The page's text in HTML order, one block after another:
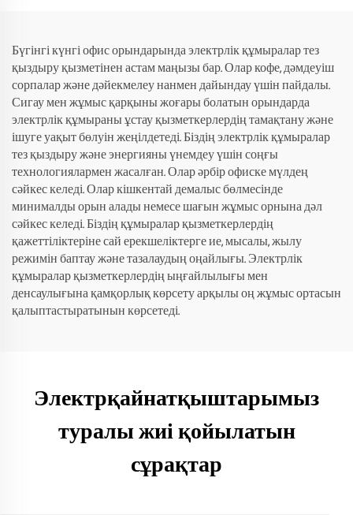
Бүгінгі күнгі офис орындарында электрлік құмыралар тез
қыздыру қызметінен астам маңызы бар. Олар кофе, дәмдеуіш
сорпалар және дәйекмелеу нанмен дайындау үшін пайдалы.
Сигау мен жұмыс қарқыны жоғары болатын орындарда
электрлік құмыраны ұстау қызметкерлердің тамақтану және
ішуге уақыт бөлуін жеңілдетеді. Біздің электрлік құмыралар
тез қыздыру және энергияны үнемдеу үшін соңғы
технологиялармен жасалған. Олар әрбір офиске мүлдең
сәйкес келеді. Олар кішкентай демалыс бөлмесінде
минималды орын алады немесе шағын жұмыс орнына дәл
сәйкес келеді. Біздің құмыралар қызметкерлердің
қажеттіліктеріне сай ерекшеліктерге ие, мысалы, жылу
режимін баптау және тазалаудың оңайлығы. Электрлік
құмыралар қызметкерлердің ыңғайлылығы мен
денсаулығына қамқорлық көрсету арқылы оң жұмыс ортасын
қалыптастыратынын көрсетеді.
Электрқайнатқыштарымыз
туралы жиі қойылатын
сұрақтар